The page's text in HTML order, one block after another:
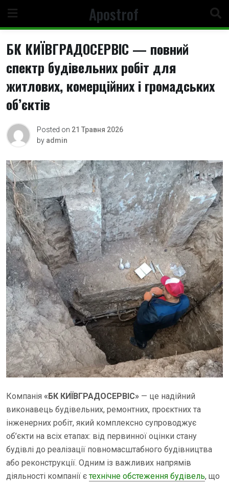
content
Apostrof
БК КИЇВГРАДОСЕРВІС — повний
спектр будівельних робіт для
житлових, комерційних і громадських
об’єктів
Posted on 21 Травня 2026
by admin
Компанія «БК КИЇВГРАДОСЕРВІС» — це надійний
виконавець будівельних, ремонтних, проєктних та
інженерних робіт, який комплексно супроводжує
об’єкти на всіх етапах: від первинної оцінки стану
будівлі до реалізації повномасштабного будівництва
або реконструкції. Одним із важливих напрямів
діяльності компанії є технічне обстеження будівель, що